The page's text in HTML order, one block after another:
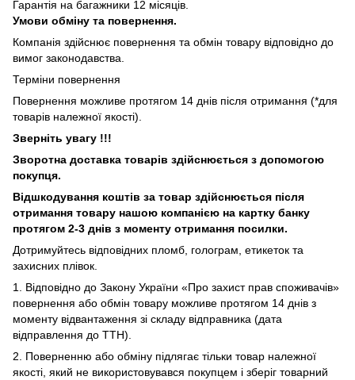
Гарантія на багажники 12 місяців.
Умови обміну та повернення.
Компанія здійснює повернення та обмін товару відповідно до
вимог законодавства.
Терміни повернення
Повернення можливе протягом 14 днів після отримання (*для
товарів належної якості).
Зверніть увагу !!!
Зворотна доставка товарів здійснюється з допомогою
покупця.
Відшкодування коштів за товар здійснюється після
отримання товару нашою компанією на картку банку
протягом 2-3 днів з моменту отримання посилки.
Дотримуйтесь відповідних пломб, голограм, етикеток та
захисних плівок.
1. Відповідно до Закону України «Про захист прав споживачів»
повернення або обмін товару можливе протягом 14 днів з
моменту відвантаження зі складу відправника (дата
відправлення до ТТН).
2. Поверненню або обміну підлягає тільки товар належної
якості, який не використовувався покупцем і зберіг товарний